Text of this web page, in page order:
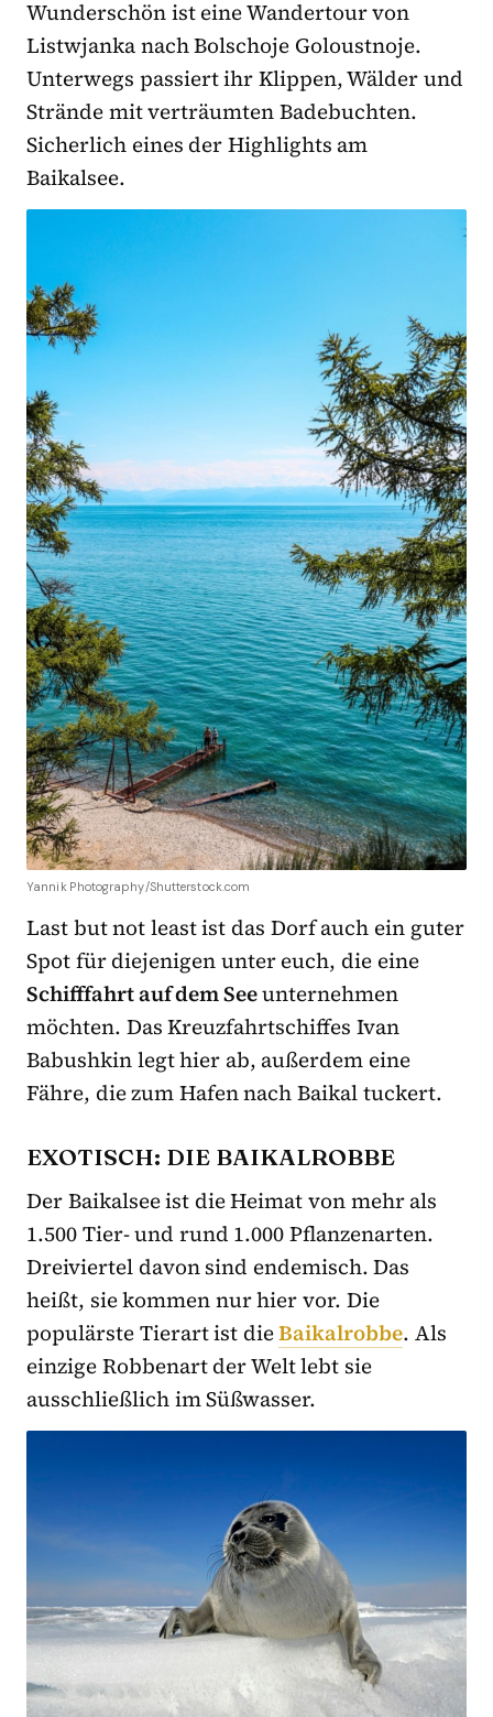
Wunderschön ist eine Wandertour von
Listwjanka nach Bolschoje Goloustnoje.
Unterwegs passiert ihr Klippen, Wälder und
Strände mit verträumten Badebuchten.
Sicherlich eines der Highlights am
Baikalsee.
Yannik Photography/Shutterstock.com
Last but not least ist das Dorf auch ein guter
Spot für diejenigen unter euch, die eine
Schifffahrt auf dem Seeunternehmen
möchten. Das Kreuzfahrtschiffes Ivan
Babushkin legt hier ab, außerdem eine
Fähre, die zum Hafen nach Baikal tuckert.
EXOTISCH: DIE BAIKALROBBE
Der Baikalsee ist die Heimat von mehr als
1.500 Tier- und rund 1.000 Pflanzenarten.
Dreiviertel davon sind endemisch. Das
heißt, sie kommen nur hier vor. Die
populärste Tierart ist dieBaikalrobbe. Als
einzige Robbenart der Welt lebt sie
ausschließlich im Süßwasser.